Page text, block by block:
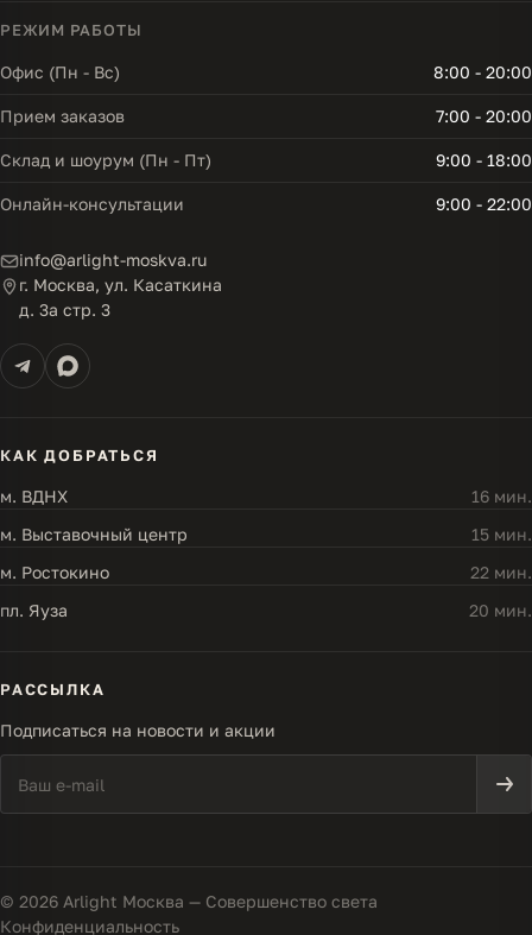
РЕЖИМ РАБОТЫ
Офис (Пн - Вс) 8:00 - 20:00
Прием заказов 7:00 - 20:00
Склад и шоурум (Пн - Пт) 9:00 - 18:00
Онлайн-консультации 9:00 - 22:00
info@arlight-moskva.ru
г. Москва, ул. Касаткина
д. 3а стр. 3
КАК ДОБРАТЬСЯ
м. ВДНХ
16 мин.
м. Выставочный центр
15 мин.
м. Ростокино
22 мин.
пл. Яуза
20 мин.
РАССЫЛКА
Подписаться на новости и акции
© 2026 Arlight Москва — Совершенство света
Конфиденциальность